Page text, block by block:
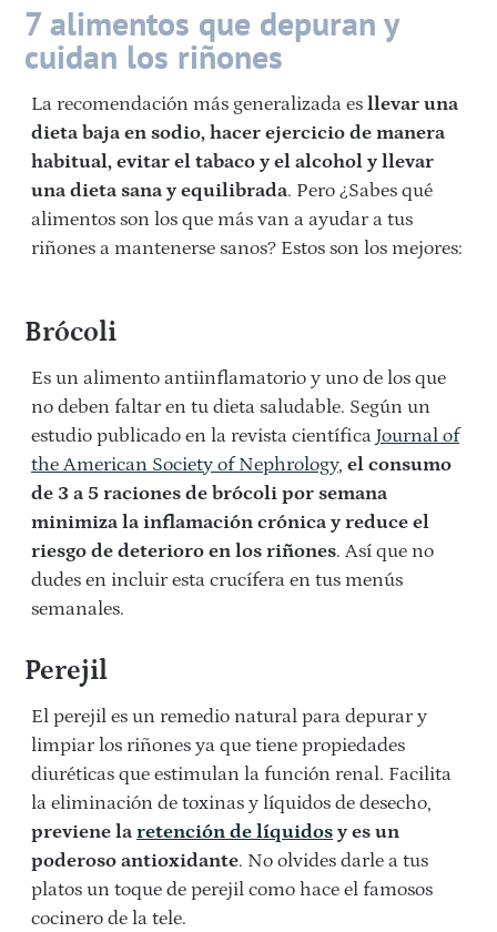
7 alimentos que depuran y
cuidan los riñones
La recomendación más generalizada es llevar una
dieta baja en sodio, hacer ejercicio de manera
habitual, evitar el tabaco y el alcohol y llevar
una dieta sana y equilibrada. Pero ¿Sabes qué
alimentos son los que más van a ayudar a tus
riñones a mantenerse sanos? Estos son los mejores:
Brócoli
Es un alimento antiinflamatorio y uno de los que
no deben faltar en tu dieta saludable. Según un
estudio publicado en la revista científica Journal of
the American Society of Nephrology, el consumo
de 3 a 5 raciones de brócoli por semana
minimiza la inflamación crónica y reduce el
riesgo de deterioro en los riñones. Así que no
dudes en incluir esta crucífera en tus menús
semanales.
Perejil
El perejil es un remedio natural para depurar y
limpiar los riñones ya que tiene propiedades
diuréticas que estimulan la función renal. Facilita
la eliminación de toxinas y líquidos de desecho,
previene la retención de líquidos y es un
poderoso antioxidante. No olvides darle a tus
platos un toque de perejil como hace el famosos
cocinero de la tele.